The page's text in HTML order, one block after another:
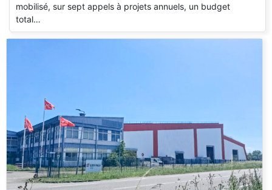
mobilisé, sur sept appels à projets annuels, un budget
total…